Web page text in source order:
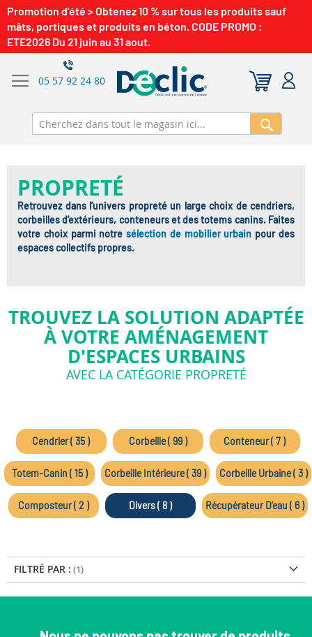
Promotion d'été > Obtenez 10 % sur tous les produits sauf
mâts, portiques et produits en béton. CODE PROMO :
ETE2026 Du 21 juin au 31 aout.
05 57 92 24 80
PROPRETÉ
Retrouvez dans l’univers propreté un large choix de cendriers,
corbeilles d’extérieurs, conteneurs et des totems canins. Faites
votre choix parmi notresélection de mobilier urbain pour des
espaces collectifs propres.
TROUVEZ LA SOLUTION ADAPTÉE
À VOTRE AMÉNAGEMENT
D'ESPACES URBAINS
AVEC LA CATÉGORIE PROPRETÉ
Cendrier ( 35 ) Corbeille ( 99 ) Conteneur ( 7 )
Totem-Canin ( 15 ) Corbeille Intérieure ( 39 ) Corbeille Urbaine ( 3 )
Composteur ( 2 ) Divers ( 8 ) Récupérateur D’eau ( 6 )
FILTRÉ PAR :